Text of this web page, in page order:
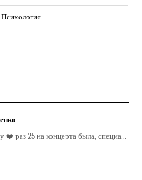
раз 25 на концерта была, специа...